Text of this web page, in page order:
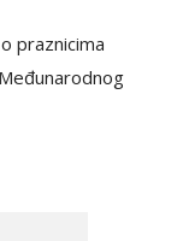
praznicima